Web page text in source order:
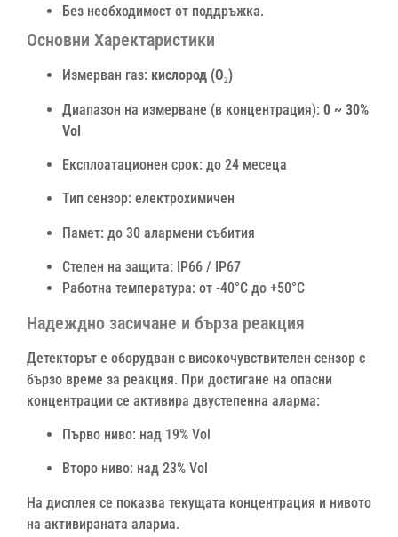
Без необходимост от поддръжка.
Основни Харектаристики
Измерван газ: кислород (O₂)
Диапазон на измерване (в концентрация): 0 ~ 30%
Vol
Експлоатационен срок: до 24 месеца
Тип сензор: електрохимичен
Памет: до 30 алармени събития
Степен на защита: IP66 / IP67
Работна температура: от -40°C до +50°C
Надеждно засичане и бърза реакция
Детекторът е оборудван с високочувствителен сензор с
бързо време за реакция. При достигане на опасни
концентрации се активира двустепенна аларма:
Първо ниво: над 19% Vol
Второ ниво: над 23% Vol
На дисплея се показва текущата концентрация и нивото
на активираната аларма.